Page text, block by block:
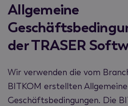
Allgemeine
der TRASER
Wir verwenden die vom
BITKOM erstellten
Geschäftsbedingungen. Die